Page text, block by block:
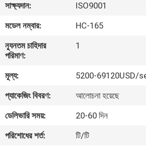
কারখানা
ভ্রমণ
নিয়ন্ত্রণ
যোগাযোগ
করুন
সাক্ষ্যদান:
ISO9001
মডেল নম্বার:
HC-165
ন্যূনতম চাহিদার
পরিমাণ:
1
মূল্য:
5200-69120USD/
প্যাকেজিং বিবরণ:
আলোচনা হয়েছে
ডেলিভারি সময়:
20-60 দিন
পরিশোধের শর্ত:
টি/টি